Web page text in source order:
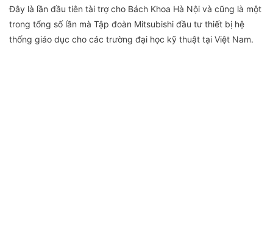
Đây là lần đầu tiên tài trợ cho Bách Khoa Hà Nội và cũng là một
trong tổng số lần mà Tập đoàn Mitsubishi đầu tư thiết bị hệ
thống giáo dục cho các trường đại học kỹ thuật tại Việt Nam.